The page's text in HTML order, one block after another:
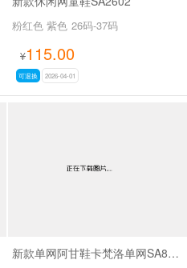
粉红色 紫色 26码-37码
¥115.00
可退换 2026-04-01
新款单网阿甘鞋卡梵洛单网SA8100